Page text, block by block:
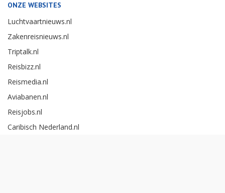
ONZE WEBSITES
Luchtvaartnieuws.nl
Zakenreisnieuws.nl
Triptalk.nl
Reisbizz.nl
Reismedia.nl
Aviabanen.nl
Reisjobs.nl
Caribisch Nederland.nl